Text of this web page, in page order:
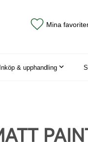
Mina
Inköp & upphandling